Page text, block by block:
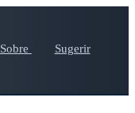
Sobre
Sugerir